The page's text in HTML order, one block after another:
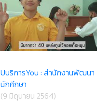
UบริการYou : สำนักงานพัฒนา
นักศึกษา
(9 มิถุนายน 2564)